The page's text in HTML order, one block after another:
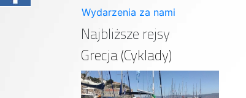
Wydarzenia za nami
Najbliższe rejsy
Grecja (Cyklady)